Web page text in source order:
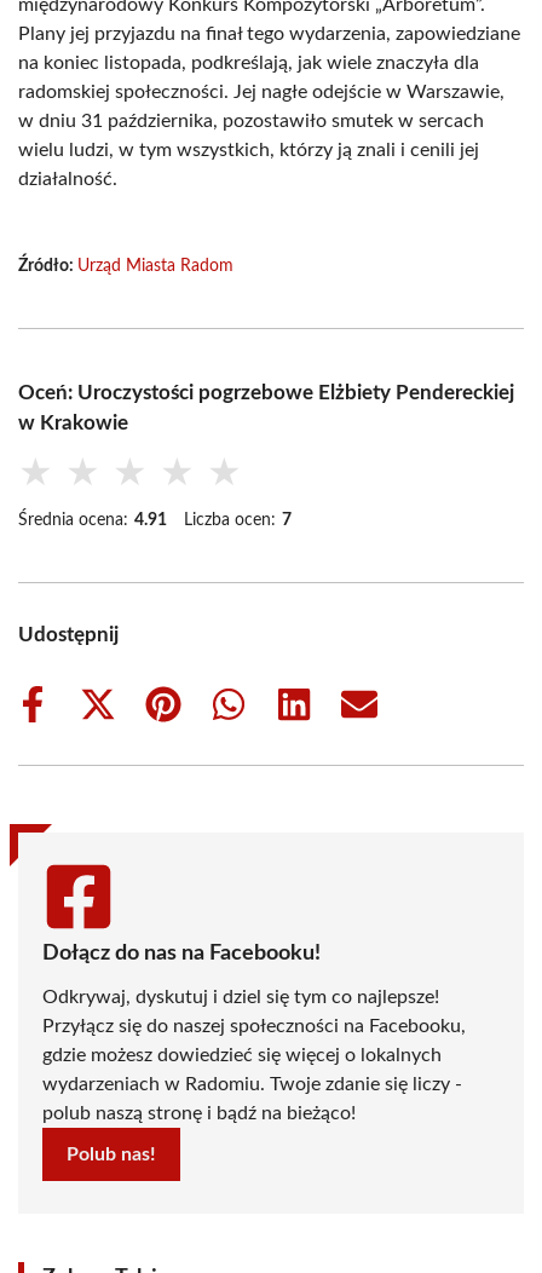
międzynarodowy Konkurs Kompozytorski „Arboretum”.
Plany jej przyjazdu na finał tego wydarzenia, zapowiedziane
na koniec listopada, podkreślają, jak wiele znaczyła dla
radomskiej społeczności. Jej nagłe odejście w Warszawie,
w dniu 31 października, pozostawiło smutek w sercach
wielu ludzi, w tym wszystkich, którzy ją znali i cenili jej
działalność.
Źródło: Urząd Miasta Radom
Oceń: Uroczystości pogrzebowe Elżbiety Pendereckiej
w Krakowie
★ ★ ★ ★ ★
Średnia ocena: 4.91 Liczba ocen: 7
Udostępnij
Share
Share
(Twitter)
Share
Share
Share
Share
Dołącz do nas na Facebooku!
Odkrywaj, dyskutuj i dziel się tym co najlepsze!
Przyłącz się do naszej społeczności na Facebooku,
gdzie możesz dowiedzieć się więcej o lokalnych
wydarzeniach w Radomiu. Twoje zdanie się liczy -
polub naszą stronę i bądź na bieżąco!
Polub nas!